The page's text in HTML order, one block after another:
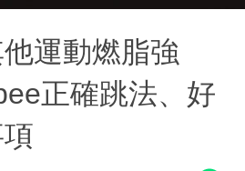
運動燃脂強
正確跳法、好